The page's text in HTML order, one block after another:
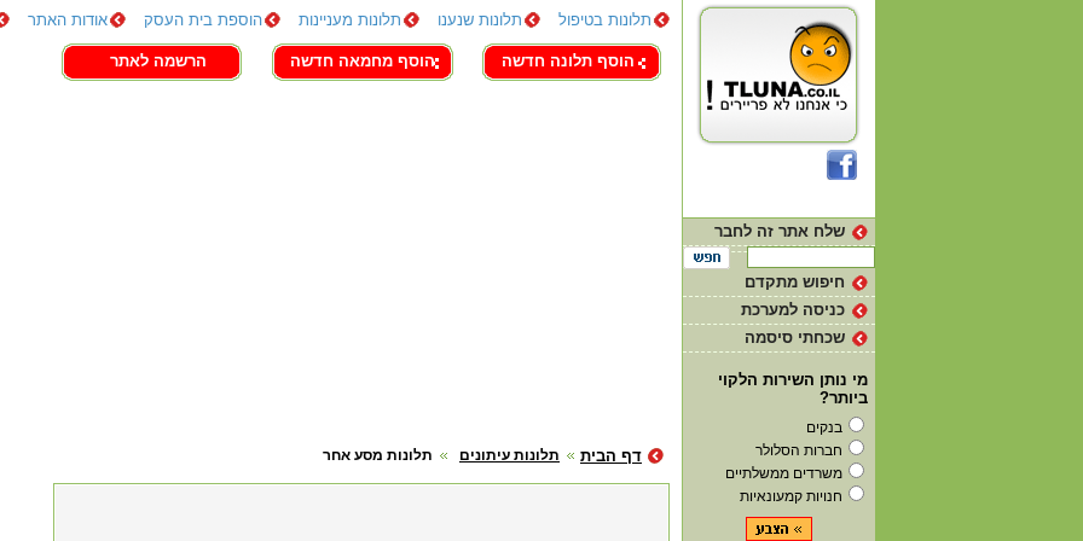
תלונות בטיפול תלונות שנענו תלונות מעניינות הוספת בית העסק אודות האתר
צור קשר
הוסף תלונה חדשה הוסף מחמאה חדשה הרשמה לאתר
תלונות מסע אחר תלונות עיתונים דף הבית
שלח אתר זה לחבר
חיפוש מתקדם
כניסה למערכת
שכחתי סיסמה
מי נותן השירות הלקוי
ביותר?
בנקים
חברות הסלולר
משרדים ממשלתיים
חנויות קמעונאיות